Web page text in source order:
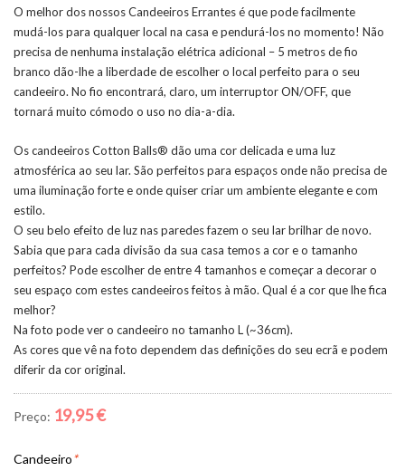
O melhor dos nossos Candeeiros Errantes é que pode facilmente
mudá-los para qualquer local na casa e pendurá-los no momento! Não
precisa de nenhuma instalação elétrica adicional – 5 metros de fio
branco dão-lhe a liberdade de escolher o local perfeito para o seu
candeeiro. No fio encontrará, claro, um interruptor ON/OFF, que
tornará muito cómodo o uso no dia-a-dia.
Os candeeiros Cotton Balls® dão uma cor delicada e uma luz
atmosférica ao seu lar. São perfeitos para espaços onde não precisa de
uma iluminação forte e onde quiser criar um ambiente elegante e com
estilo.
O seu belo efeito de luz nas paredes fazem o seu lar brilhar de novo.
Sabia que para cada divisão da sua casa temos a cor e o tamanho
perfeitos? Pode escolher de entre 4 tamanhos e começar a decorar o
seu espaço com estes candeeiros feitos à mão. Qual é a cor que lhe fica
melhor?
Na foto pode ver o candeeiro no tamanho L (~36cm).
As cores que vê na foto dependem das definições do seu ecrã e podem
diferir da cor original.
Preço: 19,95 €
Candeeiro*